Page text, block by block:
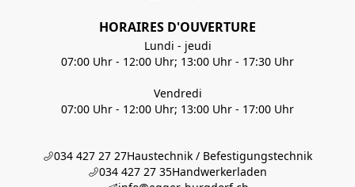
HORAIRES D'OUVERTURE
Lundi - jeudi
07:00 Uhr - 12:00 Uhr; 13:00 Uhr - 17:30 Uhr
Vendredi
07:00 Uhr - 12:00 Uhr; 13:00 Uhr - 17:00 Uhr
034 427 27 27Haustechnik / Befestigungstechnik
034 427 27 35Handwerkerladen